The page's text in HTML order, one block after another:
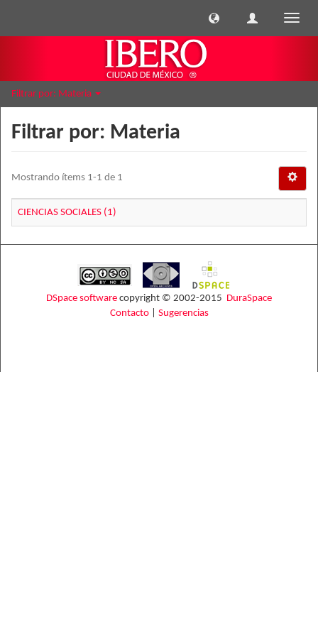
Filtrar por: Materia
Filtrar por: Materia
Mostrando ítems 1-1 de 1
CIENCIAS SOCIALES (1)
DSpace software copyright © 2002-2015 DuraSpace
Contacto| Sugerencias